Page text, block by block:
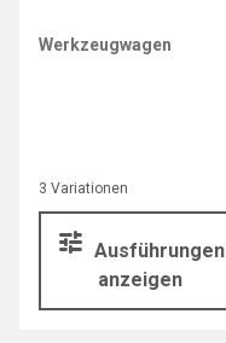
3 Variationen
Ausführungen
anzeigen
Werkzeugwagen